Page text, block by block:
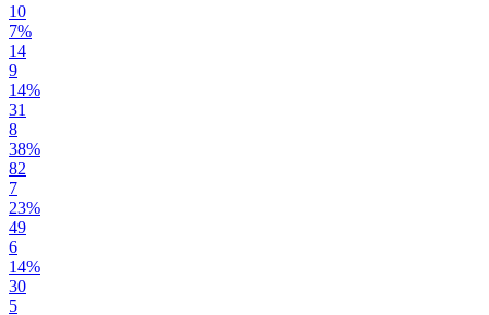
10
7%
14
9
14%
31
8
38%
82
7
23%
49
6
14%
30
5